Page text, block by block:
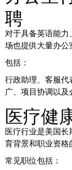
聘
对于具备英语能
场也提供大量办公
包括：
行政助理、客服代
广、项目协调以及
医疗健
医疗行业是美国
育背景和职业资格
常见职位包括：